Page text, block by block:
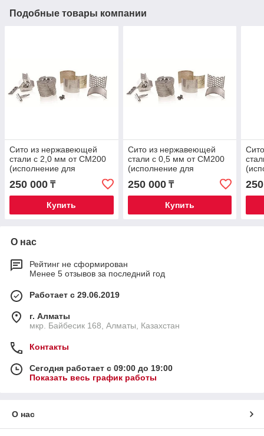
Подобные товары компании
Сито из нержавеющей
стали с 2,0 мм от CM200
(исполнение для
измельчения без следов
тяжелых металлов)
250 000 ₸
Купить
Сито из нержавеющей
стали с 0,5 мм от CM200
(исполнение для
измельчения без следов
тяжелых металлов)
250 000₸
Купить
О нас
Рейтинг не сформирован
Менее 5 отзывов за последний год
Работает с 29.06.2019
г. Алматы
мкр. Байбесик 168, Алматы, Казахстан
Контакты
Сегодня работает с 09:00 до 19:00
Показать весь график работы
О нас